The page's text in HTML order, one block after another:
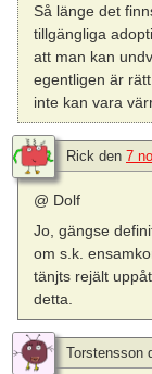
Så länge det
tillgängliga
att man kan
egentligen är
inte kan vara
Rick den 7
@ Dolf
Jo, gängse
om s.k.
tänjts rejält
detta.
Torstensson